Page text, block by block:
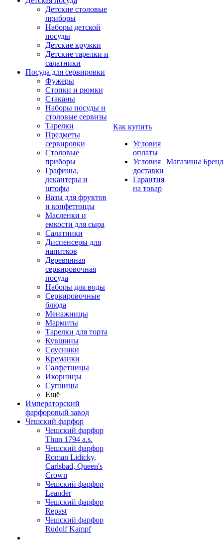
Детские столовые
приборы
Наборы детской
посуды
Детские кружки
Детские тарелки и
салатники
Посуда для сервировки
Фужеры
Стопки и рюмки
Стаканы
Наборы посуды и
столовые сервизы
Тарелки
Предметы
сервировки
Столовые
приборы
Графины,
декантеры и
штофы
Вазы для фруктов
и конфетницы
Масленки и
емкости для сыра
Салатники
Диспенсеры для
напитков
Деревянная
сервировочная
посуда
Наборы для воды
Сервировочные
блюда
Менажницы
Мармиты
Тарелки для торта
Кувшины
Соусники
Креманки
Салфетницы
Икорницы
Супницы
Ещё
Императорский
фарфоровый завод
Чешский фарфор
Чешский фарфор
Thun 1794 a.s.
Чешский фарфор
Roman Lidicky,
Carlsbad, Queen's
Crown
Чешский фарфор
Leander
Чешский фарфор
Repast
Чешский фарфор
Rudolf Kampf
Как купить
Условия
оплаты
Условия
доставки
Гарантия
на товар
Магазины